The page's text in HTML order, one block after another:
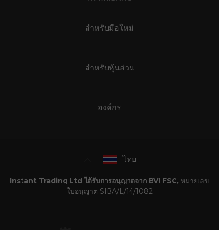
สำหรับมือใหม่
สำหรับหุ้นส่วน
องค์กร
ไทย
Instant Trading Ltd ได้รับการอนุญาตจาก BVI FSC, หมายเลข
ใบอนุญาต SIBA/L/14/1082